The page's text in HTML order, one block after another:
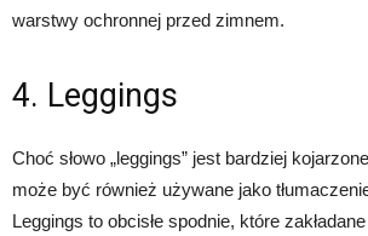
warstwy ochronnej przed zimnem.
4. Leggings
Choć słowo „leggings” jest bardziej
może być również używane jako
Leggings to obcisłe spodnie, które